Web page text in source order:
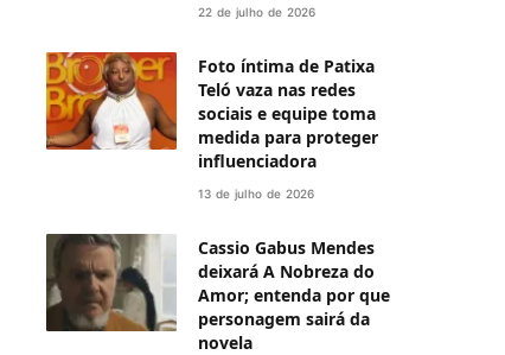
22 de julho de 2026
Foto íntima de Patixa
Teló vaza nas redes
sociais e equipe toma
medida para proteger
influenciadora
13 de julho de 2026
Cassio Gabus Mendes
deixará A Nobreza do
Amor; entenda por que
personagem sairá da
novela